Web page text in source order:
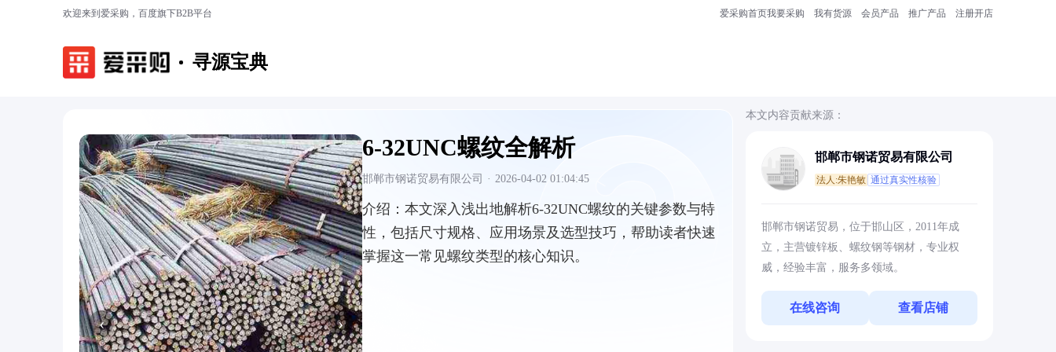
欢迎来到爱采购，百度旗下B2B平台 爱采购首页我要采购 我有货源 会员产品 推广产品 注册开店
寻源宝典
‹ ›
6-32UNC螺纹全解析
邯郸市钢诺贸易有限公司 · 2026-04-02 01:04:45
介绍： 本文深入浅出地解析6-32UNC螺纹的关键参数与特
性，包括尺寸规格、应用场景及选型技巧，帮助读者快速
掌握这一常见螺纹类型的核心知识。
本文内容贡献来源：
邯郸市钢诺贸易有限公司
法人:朱艳敏 通过真实性核验
邯郸市钢诺贸易，位于邯山区，2011年成
立，主营镀锌板、螺纹钢等钢材，专业权
威，经验丰富，服务多领域。
在线咨询 查看店铺